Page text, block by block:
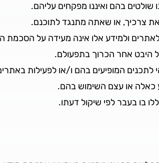
שולטים בהם ואיננו מפקחים עליהם.
צרכיך, או שאתה מתנגד לתוכנם.
ולמידע אלו אינה מעידה על הסכמת
היבט אחר הכרוך בתפעולם.
לתכנים המופיעים בהם ו/או לפעילות
כאלה או עצם השימוש בהם.
בו בעבר לפי שיקול דעתו.